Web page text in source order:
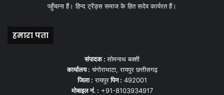
पहुँचाना हैं। हिन्द ट्रेंड्स समाज के हित सदेव कार्यरत हैं।
हमारा पता
संपादक :सोमनाथ बक्शी
कार्यालय : चंगोराभाटा, रायपुर छत्तीसगढ़
जिला : रायपुरपिन : 492001
मोबाइल नं. : +91-8103934917